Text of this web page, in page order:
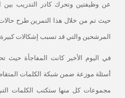
عن وظيفتين وتحرك كادر التدريب
حيث تم من خلال هذا التمرين طرح
المرشحين والتي قد تسبب إشكالات
في اليوم الأخير كانت المفاجأة حيث
أسئلة موزعة ضمن شبكة الكلمات
مجموعات كل منها ستكتب الكلمات